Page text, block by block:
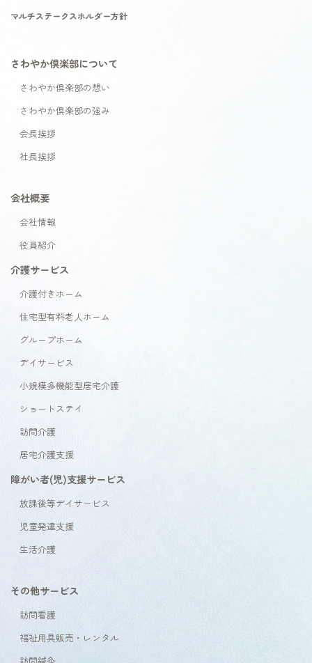
マルチステークスホルダー方針
さわやか倶楽部について
さわやか倶楽部の想い
さわやか倶楽部の強み
会長挨拶
社長挨拶
会社概要
会社情報
役員紹介
介護サービス
介護付きホーム
住宅型有料老人ホーム
グループホーム
デイサービス
小規模多機能型居宅介護
ショートステイ
訪問介護
居宅介護支援
障がい者(児)支援サービス
放課後等デイサービス
児童発達支援
生活介護
その他サービス
訪問看護
福祉用具販売・レンタル